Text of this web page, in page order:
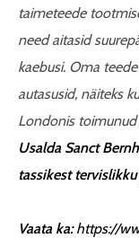
taimeteede
need aitasid
kaebusi. Oma
autasusid, näiteks
Londonis
Usalda Sanct
tassikest
Vaata ka: https://